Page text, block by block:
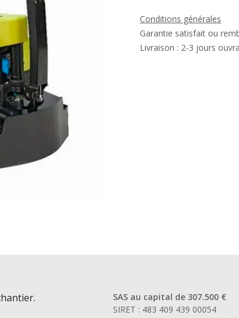
Conditions générales
Garantie satisfait ou
Livraison : 2-3 jours
SAS au capital de 307.500 €
SIRET : 483 409 439 00054